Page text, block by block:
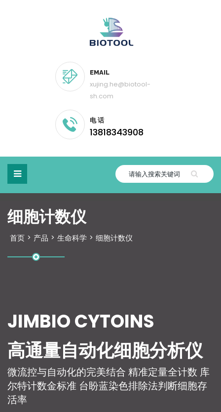
EMAIL
xujing.he@biotool-
sh.com
电 话
13818343908
细胞计数仪
首页 > 产品 > 生命科学 > 细胞计数仪
JIMBIO CYTOINS
高通量自动化细胞分析仪
微流控与自动化的完美结合 精准定量全计数 库
尔特计数金标准 台盼蓝染色排除法判断细胞存
活率